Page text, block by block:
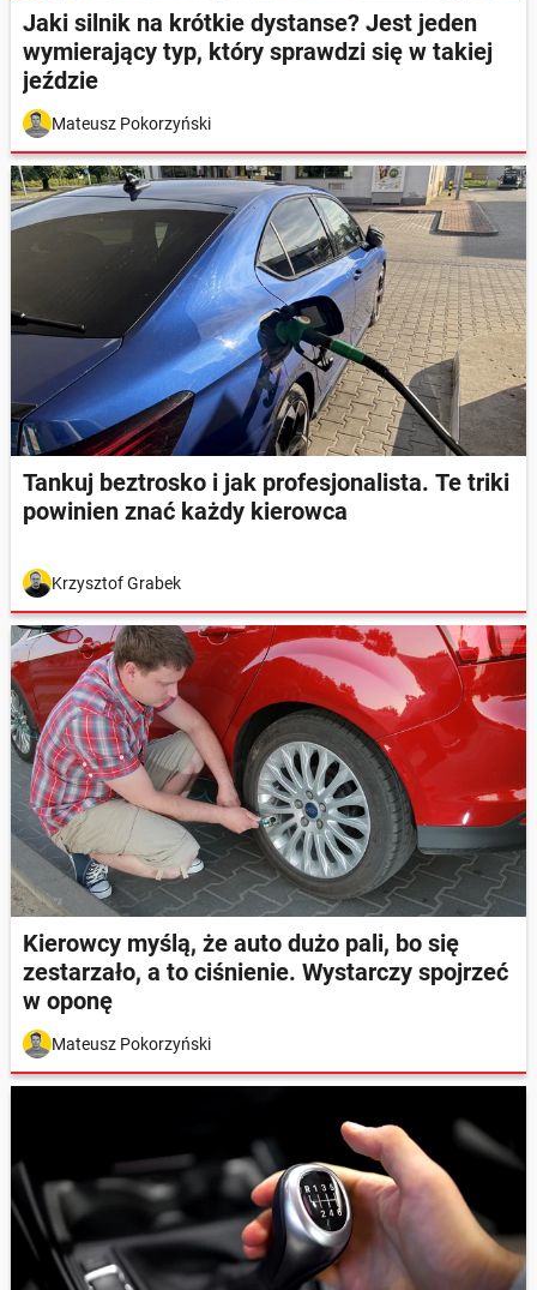
Jaki silnik na krótkie dystanse? Jest jeden
wymierający typ, który sprawdzi się w takiej
jeździe
Mateusz Pokorzyński
Tankuj beztrosko i jak profesjonalista. Te triki
powinien znać każdy kierowca
Krzysztof Grabek
Kierowcy myślą, że auto dużo pali, bo się
zestarzało, a to ciśnienie. Wystarczy spojrzeć
w oponę
Mateusz Pokorzyński